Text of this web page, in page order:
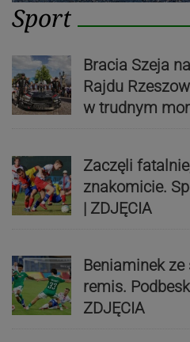
Sport
Bracia Szeja
Rajdu
w trudnym
Zaczęli
znakomicie.
| ZDJĘCIA
Beniaminek
remis.
ZDJĘCIA